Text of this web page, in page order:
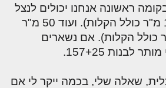
ראשונה אנחנו יכולים לנצל
סה"כ 150 מ"ר (157 מ"ר כולל הקלות). ועוד 50 מ"ר
שניה (53 מ"ר כולל הקלות). אם נשארים
157+25.
שאלה שלי, בכמה ייקר לי אם